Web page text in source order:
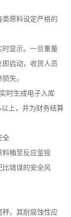
类原料设定严格的
时显示。一旦重量
启动，收货人员
失。
时生成电子入库
上，并为财务结算
全
料桶至反应釜投
比错误的安全风
秤，其耐腐蚀性应